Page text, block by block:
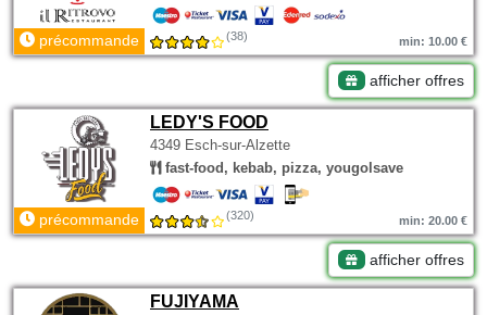
précommande (38) min: 10.00 €
afficher offres
LEDY'S FOOD
4349 Esch-sur-Alzette
fast-food, kebab, pizza, yougolsave
précommande (320) min: 20.00 €
afficher offres
FUJIYAMA